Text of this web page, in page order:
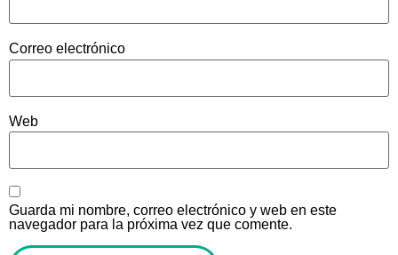
Correo electrónico
Web
Guarda mi nombre, correo electrónico y web en este
navegador para la próxima vez que comente.